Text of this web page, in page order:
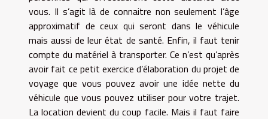
vous. Il s’agit là de connaitre non seulement l’âge
approximatif de ceux qui seront dans le véhicule
mais aussi de leur état de santé. Enfin, il faut tenir
compte du matériel à transporter. Ce n’est qu’après
avoir fait ce petit exercice d’élaboration du projet de
voyage que vous pouvez avoir une idée nette du
véhicule que vous pouvez utiliser pour votre trajet.
La location devient du coup facile. Mais il faut faire